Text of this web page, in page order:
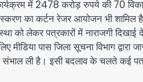
में 2478 करोड़ रुपये की 70
का कर्टन रेजर आयोजन भी शामिल
को लेकर पत्रकारों में नाराजगी
मीडिया पास जिला सूचना विभाग द्वारा
ली है। इसी बदलाव के चलते कई